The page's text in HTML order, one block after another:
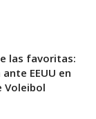
las favoritas:
EEUU en
Voleibol